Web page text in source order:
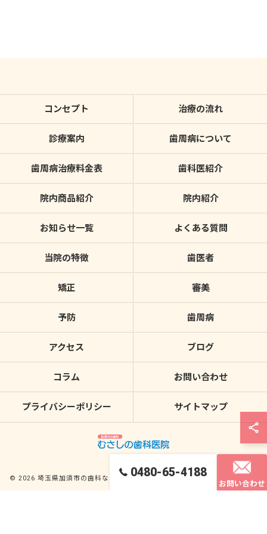
0480-65-4188
お問い合わせ
コンセプト 治療の流れ
診療案内 歯周病について
歯周病治療料金表 歯科医紹介
院内商品紹介 院内紹介
お知らせ一覧 よくある質問
当院の特徴 歯医者
矯正 審美
予防 歯周病
アクセス ブログ
コラム お問い合わせ
プライバシーポリシー サイトマップ
© 2026 埼玉県加須市の歯科ならむさしの歯科医院 ALL RIGHTS RESERVED.